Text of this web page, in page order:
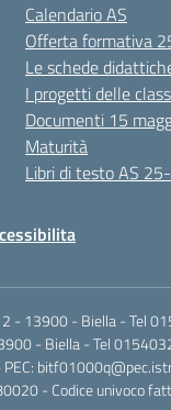
Calendario AS
Offerta formativa
Le schede
I progetti delle
Documenti 15
Maturità
Libri di testo AS
2 - 13900 - Biella - Tel
- Biella - Tel
- Codice univoco